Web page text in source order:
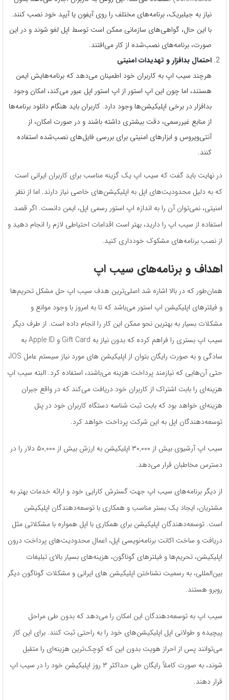
نیاز به جیلبریک، برنامه‌های مختلف را روی آیفون یا آیپد خود نصب کنند.
با این حال، گواهی‌های سازمانی ممکن است توسط اپل لغو شوند و در این
صورت، برنامه‌های نصب‌شده از کار می‌افتند.
احتمال بدافزار و تهدیدات امنیتی
هرچند سیب اپ به کاربران خود اطمینان می‌دهد که برنامه‌هایش ایمن
هستند، اما چون این اپ استور از اپ استور اپل عبور می‌کند، امکان وجود
بدافزار در برخی اپلیکیشن‌ها وجود دارد. کاربران باید هنگام دانلود برنامه‌ها
از منابع غیررسمی، دقت بیشتری داشته باشند و در صورت امکان، از
آنتی‌ویروس و ابزارهای امنیتی برای بررسی فایل‌های نصب‌شده استفاده
کنند.
در نهایت باید گفت که سیب اپ یک گزینه مناسب برای کاربران ایرانی است
که به دلیل محدودیت‌های اپل به اپلیکیشن‌های خاصی نیاز دارند. اما از نظر
امنیتی، نمی‌توان آن را به اندازه اپ استور رسمی اپل، ایمن دانست. اگر قصد
استفاده از سیب اپ را دارید، بهتر است اقدامات احتیاطی لازم را انجام دهید و
از نصب برنامه‌های مشکوک خودداری کنید.
اهداف و برنامه‌های سیب اپ
همان‌طور که در بالا اشاره شد اصلی‌ترین هدف سیب اپ حل مشکل تحریم‌ها
و فیلترهای اپلیکیشن اپ استور می‌باشد که تا به امروز با وجود موانع و
مشکلات بسیار به بهترین نحو ممکن این کار را انجام داده است. از طرف دیگر
سیب اپ بستری را فراهم کرده که بدون نیاز به Gift Card و Apple ID به
‌سادگی و به ‌صورت رایگان بتوان از اپلیکیشن های مورد نیاز سیستم ‌عامل IOS،
حتی آن‌هایی که نیازمند پرداخت هزینه می‌باشند، استفاده کرد. البته سیب اپ
هزینه‌ای را بابت اشتراک از کاربران خود دریافت می‌کند که در واقع جبران
هزینه‌ای خواهد بود که بابت ثبت شناسه دستگاه کاربران خود در پنل
توسعه‌دهندگان اپل به این شرکت پرداخت خواهد کرد.
سیب اپ آرشیوی بیش از ۳۰,۰۰۰ اپلیکیشن به ارزش بیش از ۵۰,۰۰۰ دلار را در
دسترس مخاطبان قرار می‌دهد.
از دیگر برنامه‌های سیب اپ جهت گسترش کارایی خود و ارائه خدمات بهتر به
مشتریان، ایجاد یک بستر مناسب و همکاری با توسعه‌دهندگان اپلیکیشن
است. توسعه‌دهندگان اپلیکیشن برای همکاری با اپل همواره با مشکلاتی مثل
دریافت و ساخت اکانت برنامه‌نویسی اپل، اعمال محدودیت‌های پرداخت درون
اپلیکیشن، تحریم‌ها و فیلترهای گوناگون، هزینه‌های بسیار بالای تبلیغات
بین‌المللی، به رسمیت نشناختن اپلیکیشن های ایرانی و مشکلات گوناگون دیگر
روبرو هستند.
سیب اپ به توسعه‌دهندگان این امکان را می‌دهد که بدون طی مراحل
پیچیده و طولانی اپل اپلیکیشن‌های خود را به‌ راحتی ثبت کنند. برای این کار
می‌توانند پس از احراز هویت بدون این که کوچک‌ترین هزینه‌ای را متقبل
شوند، به ‌صورت کاملاً رایگان طی حداکثر ۳ روز اپلیکیشن خود را در سیب اپ
قرار دهند.